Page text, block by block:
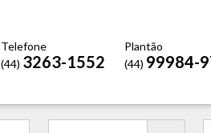
Telefone
(44) 3263-1552
Plantão
(44) 99984-